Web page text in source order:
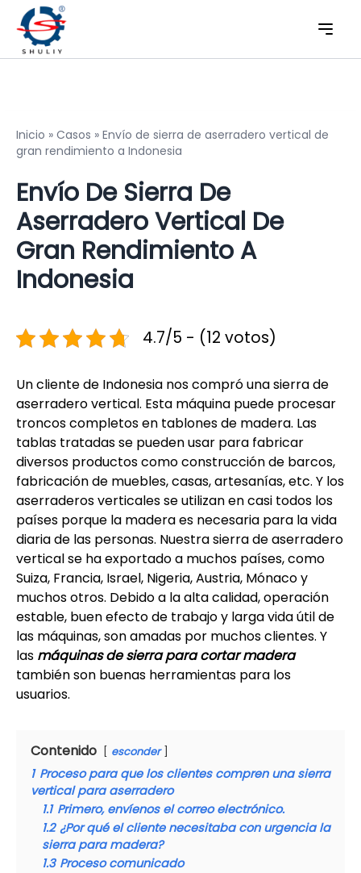
Inicio » Casos » Envío de sierra de aserradero vertical de
gran rendimiento a Indonesia
Envío De Sierra De
Aserradero Vertical De
Gran Rendimiento A
Indonesia
4.7/5 - (12 votos)
Un cliente de Indonesia nos compró una sierra de
aserradero vertical. Esta máquina puede procesar
troncos completos en tablones de madera. Las
tablas tratadas se pueden usar para fabricar
diversos productos como construcción de barcos,
fabricación de muebles, casas, artesanías, etc. Y los
aserraderos verticales se utilizan en casi todos los
países porque la madera es necesaria para la vida
diaria de las personas. Nuestra sierra de aserradero
vertical se ha exportado a muchos países, como
Suiza, Francia, Israel, Nigeria, Austria, Mónaco y
muchos otros. Debido a la alta calidad, operación
estable, buen efecto de trabajo y larga vida útil de
las máquinas, son amadas por muchos clientes. Y
las máquinas de sierra para cortar madera
también son buenas herramientas para los
usuarios.
Contenido esconder
1 Proceso para que los clientes compren una sierra
vertical para aserradero
1.1 Primero, envíenos el correo electrónico.
1.2 ¿Por qué el cliente necesitaba con urgencia la
sierra para madera?
1.3 Proceso comunicado